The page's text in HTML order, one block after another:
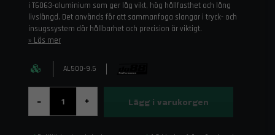
i T6063-aluminium som ger låg vikt, hög hållfasthet och lång
livslängd. Det används för att sammanfoga slangar i tryck- och
insugssystem där hållbarhet och precision är viktigt.
Läs mer
AL500-9.5
- + Lägg i varukorgen